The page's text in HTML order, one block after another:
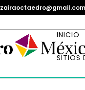
zairaoctaedro@gmail.com
INICIO
SITIOS